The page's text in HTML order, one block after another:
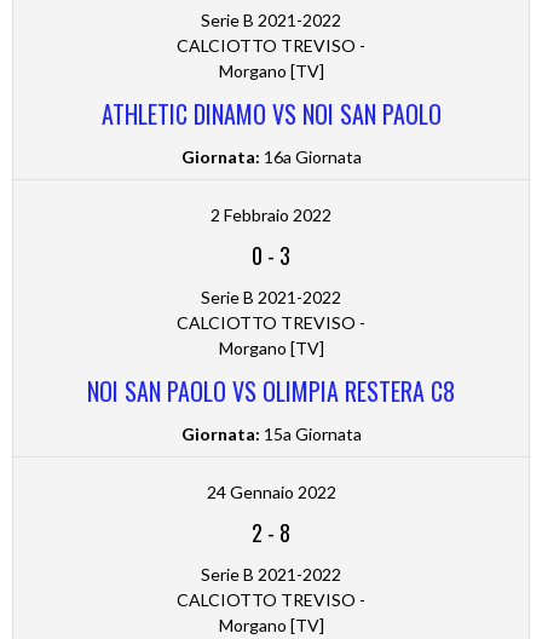
Serie B 2021-2022
CALCIOTTO TREVISO -
Morgano [TV]
ATHLETIC DINAMO VS NOI SAN PAOLO
Giornata: 16a Giornata
2 Febbraio 2022
0 - 3
Serie B 2021-2022
CALCIOTTO TREVISO -
Morgano [TV]
NOI SAN PAOLO VS OLIMPIA RESTERA C8
Giornata: 15a Giornata
24 Gennaio 2022
2 - 8
Serie B 2021-2022
CALCIOTTO TREVISO -
Morgano [TV]